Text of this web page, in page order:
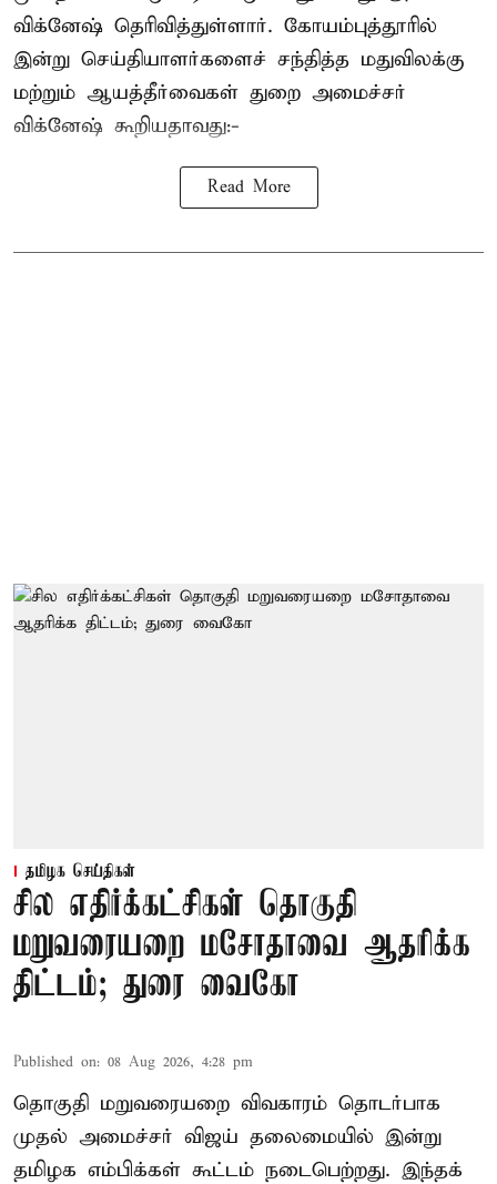
விக்னேஷ் தெரிவித்துள்ளார். கோயம்புத்தூரில்
இன்று செய்தியாளர்களைச் சந்தித்த மதுவிலக்கு
மற்றும் ஆயத்தீர்வைகள் துறை அமைச்சர்
விக்னேஷ் கூறியதாவது:-
Read More
தமிழக செய்திகள்
சில எதிர்க்கட்சிகள் தொகுதி
மறுவரையறை மசோதாவை ஆதரிக்க
திட்டம்; துரை வைகோ
Published on: 08 Aug 2026, 4:28 pm
தொகுதி மறுவரையறை விவகாரம் தொடர்பாக
முதல் அமைச்சர் விஜய் தலைமையில் இன்று
தமிழக எம்பிக்கள் கூட்டம் நடைபெற்றது. இந்தக்